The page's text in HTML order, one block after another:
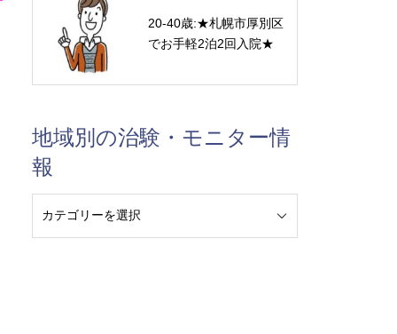
20-40歳:★札幌市厚別区
でお手軽2泊2回入院★
地域別の治験・モニター情
報